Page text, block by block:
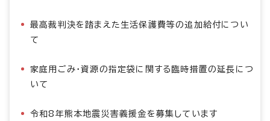
最高裁判決を踏まえた生活保護費等の追加給付につい
て
家庭用ごみ・資源の指定袋に関する臨時措置の延長につ
いて
令和8年熊本地震災害義援金を募集しています